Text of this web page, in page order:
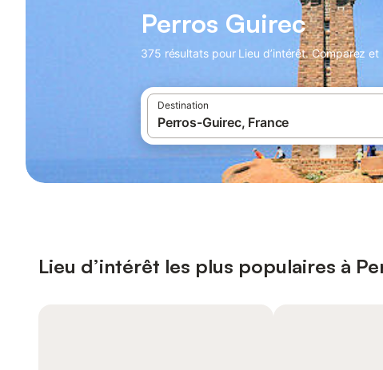
Perros Guirec
375 résultats pour Lieu d’intérêt. Comparez
Destination
Lieu d’intérêt les plus populaires à